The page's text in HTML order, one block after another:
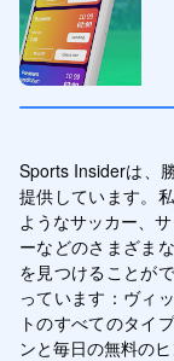
Sports Insiderは、
提供しています。
ようなサッカー、
ーなどのさまざま
を見つけることが
っています：ヴィ
トのすべてのタイ
ンと毎日の無料のヒ